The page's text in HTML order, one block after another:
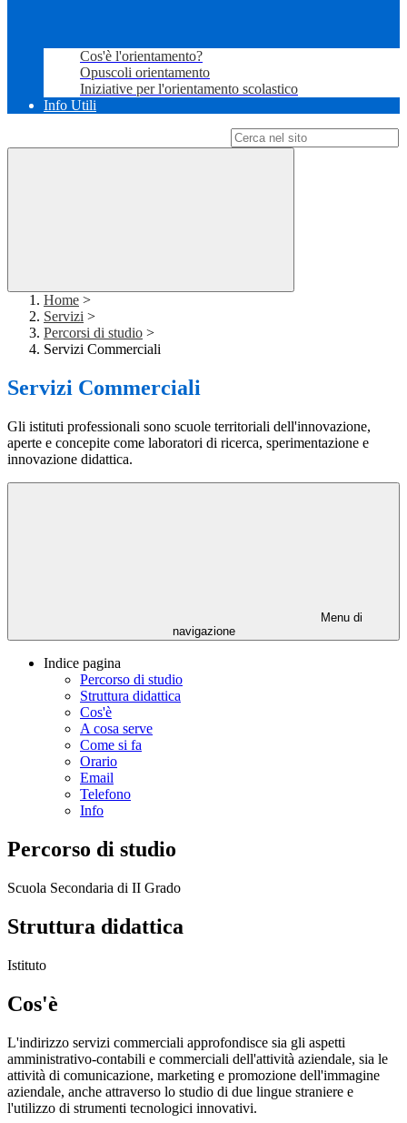
Cos'è l'orientamento?
Opuscoli orientamento
Iniziative per l'orientamento scolastico
Info Utili
Home >
Servizi >
Percorsi di studio >
Servizi Commerciali
Servizi Commerciali
Gli istituti professionali sono scuole territoriali dell'innovazione,
aperte e concepite come laboratori di ricerca, sperimentazione e
innovazione didattica.
Menu di
navigazione
Indice pagina
Percorso di studio
Struttura didattica
Cos'è
A cosa serve
Come si fa
Orario
Email
Telefono
Info
Percorso di studio
Scuola Secondaria di II Grado
Struttura didattica
Istituto
Cos'è
L'indirizzo servizi commerciali approfondisce sia gli aspetti
amministrativo-contabili e commerciali dell'attività aziendale, sia le
attività di comunicazione, marketing e promozione dell'immagine
aziendale, anche attraverso lo studio di due lingue straniere e
l'utilizzo di strumenti tecnologici innovativi.